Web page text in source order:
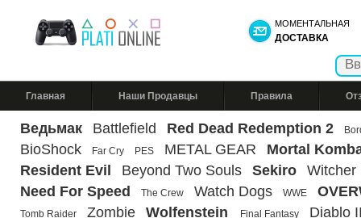
МОМЕНТАЛЬНАЯ
ДОСТАВКА
Главная Наши Продавцы Правила
Ведьмак Battlefield Red Dead Redemption 2
BioShock Far Cry PES METAL GEAR
Mortal
Resident Evil
Beyond Two Souls Sekiro
Witcher
Need For Speed
The Crew Watch Dogs WWE
Tomb Raider Zombie Wolfenstein Final Fantasy
Diablo